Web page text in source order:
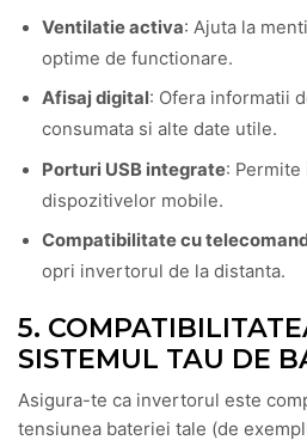
Ventilatie activa: Ajuta la
optime de functionare.
Afisaj digital: Ofera informatii
consumata si alte date utile.
Porturi USB integrate: Permite
dispozitivelor mobile.
Compatibilitate cu
opri invertorul de la distanta.
5.
SISTEMUL TAU DE
Asigura-te ca invertorul este
tensiunea bateriei tale (de